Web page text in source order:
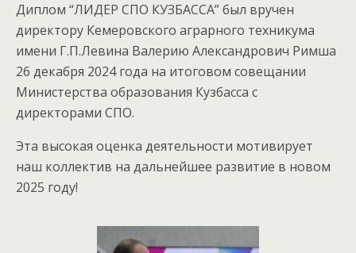
Диплом “ЛИДЕР СПО КУЗБАССА” был вручен
директору Кемеровского аграрного техникума
имени Г.П.Левина Валерию Александрович Римша
26 декабря 2024 года на итоговом совещании
Министерства образования Кузбасса с
директорами СПО.
Эта высокая оценка деятельности мотивирует
наш коллектив на дальнейшее развитие в новом
2025 году!